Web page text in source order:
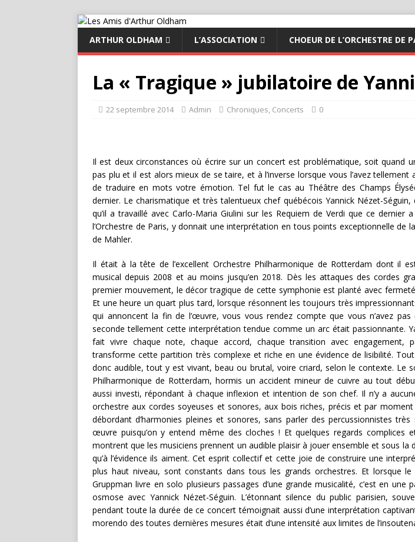
ARTHUR OLDHAM L’ASSOCIATION CHOEUR DE L’ORCHESTRE DE
La « Tragique » jubilatoire de
22 septembre 2014 Admin Chroniques, Concerts 0
Il est deux circonstances où écrire sur un concert est problématique, soit quand
pas plu et il est alors mieux de se taire, et à l’inverse lorsque vous l’avez tellement
de traduire en mots votre émotion. Tel fut le cas au Théâtre des Champs
dernier. Le charismatique et très talentueux chef québécois Yannick Nézet-
qu’il a travaillé avec Carlo-Maria Giulini sur les Requiem de Verdi que ce dernier
l’Orchestre de Paris, y donnait une interprétation en tous points exceptionnelle de
de Mahler.
Il était à la tête de l’excellent Orchestre Philharmonique de Rotterdam dont il
musical depuis 2008 et au moins jusqu’en 2018. Dès les attaques des cordes
premier mouvement, le décor tragique de cette symphonie est planté avec
Et une heure un quart plus tard, lorsque résonnent les toujours très
qui annoncent la fin de l’œuvre, vous vous rendez compte que vous n’avez pas
seconde tellement cette interprétation tendue comme un arc était passionnante.
fait vivre chaque note, chaque accord, chaque transition avec engagement,
transforme cette partition très complexe et riche en une évidence de lisibilité.
donc audible, tout y est vivant, beau ou brutal, voire criard, selon le contexte. Le
Philharmonique de Rotterdam, hormis un accident mineur de cuivre au tout
aussi investi, répondant à chaque inflexion et intention de son chef. Il n’y a
orchestre aux cordes soyeuses et sonores, aux bois riches, précis et par moment
débordant d’harmonies pleines et sonores, sans parler des percussionnistes
œuvre puisqu’on y entend même des cloches ! Et quelques regards complices
montrent que les musiciens prennent un audible plaisir à jouer ensemble et sous la
qu’à l’évidence ils aiment. Cet esprit collectif et cette joie de construire une
plus haut niveau, sont constants dans tous les grands orchestres. Et lorsque
Gruppman livre en solo plusieurs passages d’une grande musicalité, c’est en une
osmose avec Yannick Nézet-Séguin. L’étonnant silence du public parisien,
pendant toute la durée de ce concert témoignait aussi d’une interprétation
morendo des toutes dernières mesures était d’une intensité aux limites de